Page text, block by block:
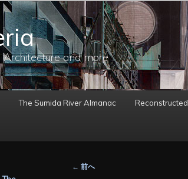
Architecture and more
The Sumida River Almanac Reconstructed
投← 前へ